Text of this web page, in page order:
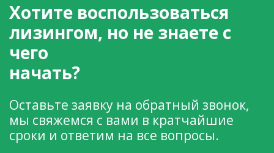
Хотите воспользоваться
лизингом, но не знаете с
чего
начать?
Оставьте заявку на обратный звонок,
мы свяжемся с вами в кратчайшие
сроки и ответим на все вопросы.